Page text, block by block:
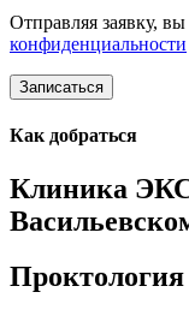
Отправляя заявку, вы
конфиденциальности
Записаться
Как добраться
Клиника
Проктология